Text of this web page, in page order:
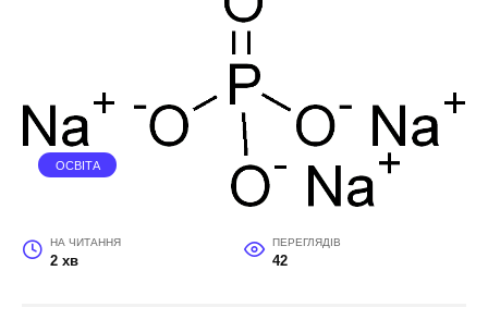
ОСВІТА
НА ЧИТАННЯ
2 хв
ПЕРЕГЛЯДІВ
42